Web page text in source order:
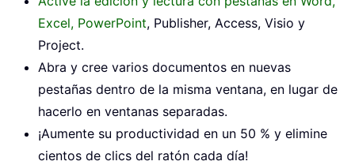
Excel, PowerPoint, Publisher, Access, Visio y
Project.
Abra y cree varios documentos en nuevas
pestañas dentro de la misma ventana, en lugar de
hacerlo en ventanas separadas.
¡Aumente su productividad en un 50 % y elimine
cientos de clics del ratón cada día!